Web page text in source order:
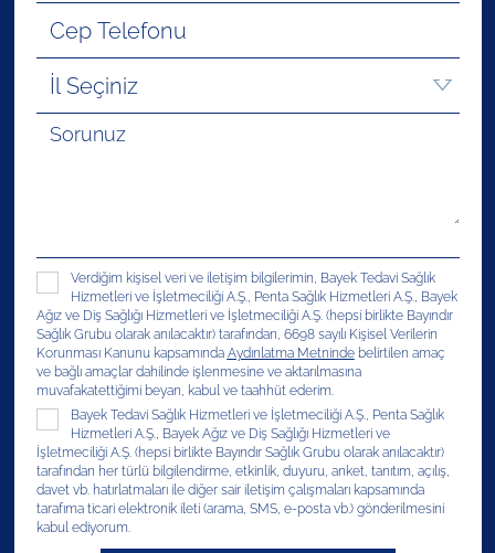
Verdiğim kişisel veri ve iletişim bilgilerimin, Bayek Tedavi Sağlık
Hizmetleri ve İşletmeciliği A.Ş., Penta Sağlık Hizmetleri A.Ş., Bayek
Ağız ve Diş Sağlığı Hizmetleri ve İşletmeciliği A.Ş. (hepsi birlikte Bayındır
Sağlık Grubu olarak anılacaktır) tarafından, 6698 sayılı Kişisel Verilerin
Korunması Kanunu kapsamında Aydınlatma Metnindebelirtilen amaç
ve bağlı amaçlar dahilinde işlenmesine ve aktarılmasına
muvafakatettiğimi beyan, kabul ve taahhüt ederim.
Bayek Tedavi Sağlık Hizmetleri ve İşletmeciliği A.Ş., Penta Sağlık
Hizmetleri A.Ş., Bayek Ağız ve Diş Sağlığı Hizmetleri ve
İşletmeciliği A.Ş. (hepsi birlikte Bayındır Sağlık Grubu olarak anılacaktır)
tarafından her türlü bilgilendirme, etkinlik, duyuru, anket, tanıtım, açılış,
davet vb. hatırlatmaları ile diğer sair iletişim çalışmaları kapsamında
tarafıma ticari elektronik ileti (arama, SMS, e-posta vb.) gönderilmesini
kabul ediyorum.